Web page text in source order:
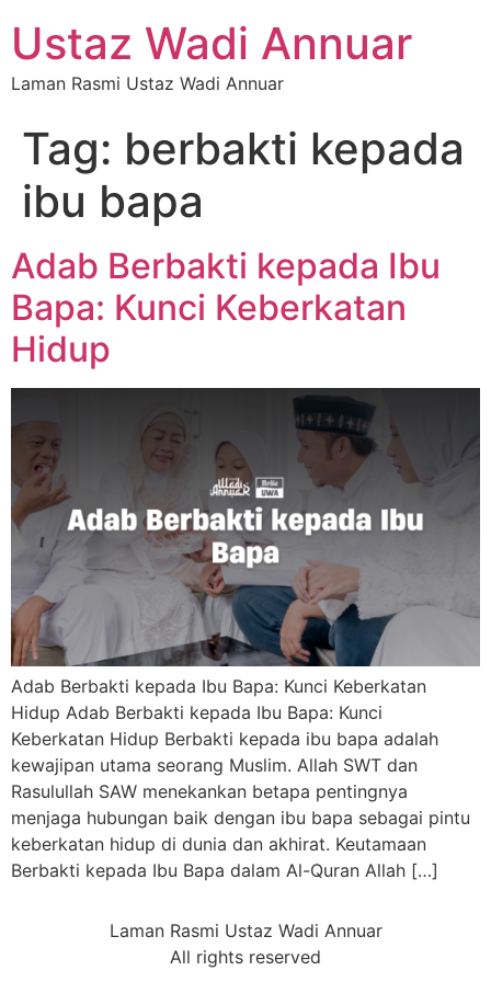
Ustaz Wadi Annuar
Laman Rasmi Ustaz Wadi Annuar
Tag: berbakti kepada
ibu bapa
Adab Berbakti kepada Ibu
Bapa: Kunci Keberkatan
Hidup
Adab Berbakti kepada Ibu Bapa: Kunci Keberkatan
Hidup Adab Berbakti kepada Ibu Bapa: Kunci
Keberkatan Hidup Berbakti kepada ibu bapa adalah
kewajipan utama seorang Muslim. Allah SWT dan
Rasulullah SAW menekankan betapa pentingnya
menjaga hubungan baik dengan ibu bapa sebagai pintu
keberkatan hidup di dunia dan akhirat. Keutamaan
Berbakti kepada Ibu Bapa dalam Al-Quran Allah […]
Laman Rasmi Ustaz Wadi Annuar
All rights reserved